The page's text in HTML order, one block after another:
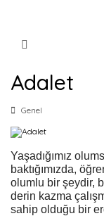
Adalet
Genel
Yaşadığımız
baktığımızda,
olumlu bir şeydir,
derin kazma
sahip olduğu bir